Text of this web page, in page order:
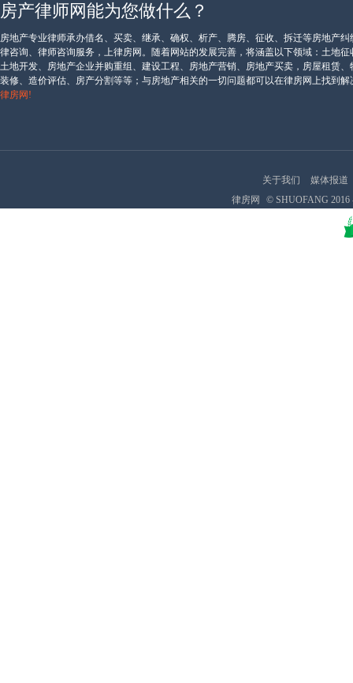
相关阅读
房产律师网能为您做什么？
房地产专业律师承办借名、买卖、继承、确权、析产、腾房、征收、拆迁等房地产
律咨询、律师咨询服务，上律房网。随着网站的发展完善，将涵盖以下领域：土地征
土地开发、房地产企业并购重组、建设工程、房地产营销、房地产买卖，房屋租赁、
装修、造价评估、房产分割等等；与房地产相关的一切问题都可以在律房网上找到解
律房网!
关于我们
媒体报道
律房网
© SHUOFANG